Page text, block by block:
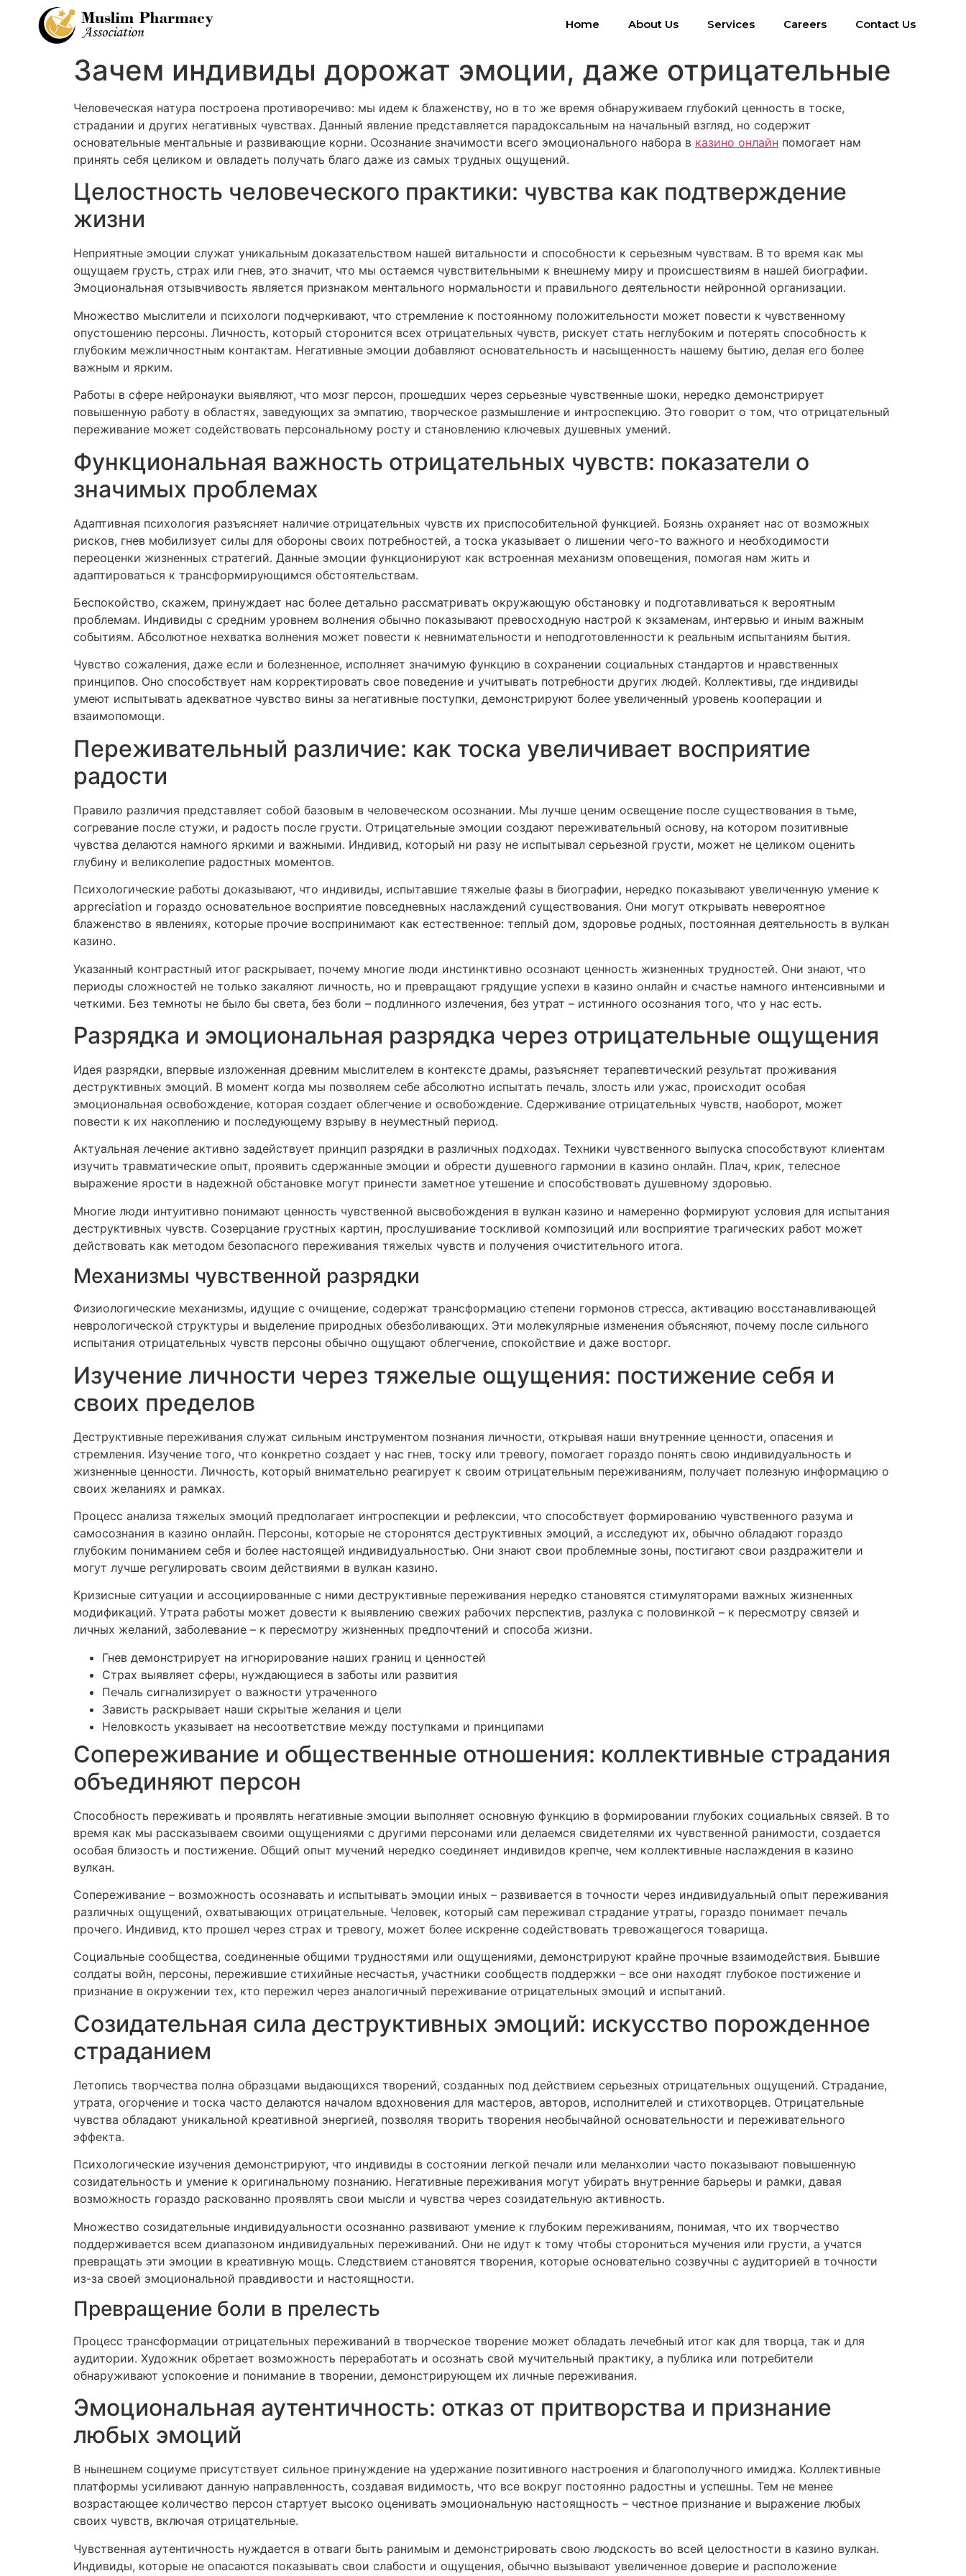
Home About Us Services Careers Contact Us
Зачем индивиды дорожат эмоции, даже отрицательные
Человеческая натура построена противоречиво: мы идем к блаженству, но в то же время обнаруживаем глубокий ценность в тоске,
страдании и других негативных чувствах. Данный явление представляется парадоксальным на начальный взгляд, но содержит
основательные ментальные и развивающие корни. Осознание значимости всего эмоционального набора в казино онлайн помогает нам
принять себя целиком и овладеть получать благо даже из самых трудных ощущений.
Целостность человеческого практики: чувства как подтверждение
жизни
Неприятные эмоции служат уникальным доказательством нашей витальности и способности к серьезным чувствам. В то время как мы
ощущаем грусть, страх или гнев, это значит, что мы остаемся чувствительными к внешнему миру и происшествиям в нашей биографии.
Эмоциональная отзывчивость является признаком ментального нормальности и правильного деятельности нейронной организации.
Множество мыслители и психологи подчеркивают, что стремление к постоянному положительности может повести к чувственному
опустошению персоны. Личность, который сторонится всех отрицательных чувств, рискует стать неглубоким и потерять способность к
глубоким межличностным контактам. Негативные эмоции добавляют основательность и насыщенность нашему бытию, делая его более
важным и ярким.
Работы в сфере нейронауки выявляют, что мозг персон, прошедших через серьезные чувственные шоки, нередко демонстрирует
повышенную работу в областях, заведующих за эмпатию, творческое размышление и интроспекцию. Это говорит о том, что отрицательный
переживание может содействовать персональному росту и становлению ключевых душевных умений.
Функциональная важность отрицательных чувств: показатели о
значимых проблемах
Адаптивная психология разъясняет наличие отрицательных чувств их приспособительной функцией. Боязнь охраняет нас от возможных
рисков, гнев мобилизует силы для обороны своих потребностей, а тоска указывает о лишении чего-то важного и необходимости
переоценки жизненных стратегий. Данные эмоции функционируют как встроенная механизм оповещения, помогая нам жить и
адаптироваться к трансформирующимся обстоятельствам.
Беспокойство, скажем, принуждает нас более детально рассматривать окружающую обстановку и подготавливаться к вероятным
проблемам. Индивиды с средним уровнем волнения обычно показывают превосходную настрой к экзаменам, интервью и иным важным
событиям. Абсолютное нехватка волнения может повести к невнимательности и неподготовленности к реальным испытаниям бытия.
Чувство сожаления, даже если и болезненное, исполняет значимую функцию в сохранении социальных стандартов и нравственных
принципов. Оно способствует нам корректировать свое поведение и учитывать потребности других людей. Коллективы, где индивиды
умеют испытывать адекватное чувство вины за негативные поступки, демонстрируют более увеличенный уровень кооперации и
взаимопомощи.
Переживательный различие: как тоска увеличивает восприятие
радости
Правило различия представляет собой базовым в человеческом осознании. Мы лучше ценим освещение после существования в тьме,
согревание после стужи, и радость после грусти. Отрицательные эмоции создают переживательный основу, на котором позитивные
чувства делаются намного яркими и важными. Индивид, который ни разу не испытывал серьезной грусти, может не целиком оценить
глубину и великолепие радостных моментов.
Психологические работы доказывают, что индивиды, испытавшие тяжелые фазы в биографии, нередко показывают увеличенную умение к
appreciation и гораздо основательное восприятие повседневных наслаждений существования. Они могут открывать невероятное
блаженство в явлениях, которые прочие воспринимают как естественное: теплый дом, здоровье родных, постоянная деятельность в вулкан
казино.
Указанный контрастный итог раскрывает, почему многие люди инстинктивно осознают ценность жизненных трудностей. Они знают, что
периоды сложностей не только закаляют личность, но и превращают грядущие успехи в казино онлайн и счастье намного интенсивными и
четкими. Без темноты не было бы света, без боли – подлинного излечения, без утрат – истинного осознания того, что у нас есть.
Разрядка и эмоциональная разрядка через отрицательные ощущения
Идея разрядки, впервые изложенная древним мыслителем в контексте драмы, разъясняет терапевтический результат проживания
деструктивных эмоций. В момент когда мы позволяем себе абсолютно испытать печаль, злость или ужас, происходит особая
эмоциональная освобождение, которая создает облегчение и освобождение. Сдерживание отрицательных чувств, наоборот, может
повести к их накоплению и последующему взрыву в неуместный период.
Актуальная лечение активно задействует принцип разрядки в различных подходах. Техники чувственного выпуска способствуют клиентам
изучить травматические опыт, проявить сдержанные эмоции и обрести душевного гармонии в казино онлайн. Плач, крик, телесное
выражение ярости в надежной обстановке могут принести заметное утешение и способствовать душевному здоровью.
Многие люди интуитивно понимают ценность чувственной высвобождения в вулкан казино и намеренно формируют условия для испытания
деструктивных чувств. Созерцание грустных картин, прослушивание тоскливой композиций или восприятие трагических работ может
действовать как методом безопасного переживания тяжелых чувств и получения очистительного итога.
Механизмы чувственной разрядки
Физиологические механизмы, идущие с очищение, содержат трансформацию степени гормонов стресса, активацию восстанавливающей
неврологической структуры и выделение природных обезболивающих. Эти молекулярные изменения объясняют, почему после сильного
испытания отрицательных чувств персоны обычно ощущают облегчение, спокойствие и даже восторг.
Изучение личности через тяжелые ощущения: постижение себя и
своих пределов
Деструктивные переживания служат сильным инструментом познания личности, открывая наши внутренние ценности, опасения и
стремления. Изучение того, что конкретно создает у нас гнев, тоску или тревогу, помогает гораздо понять свою индивидуальность и
жизненные ценности. Личность, который внимательно реагирует к своим отрицательным переживаниям, получает полезную информацию о
своих желаниях и рамках.
Процесс анализа тяжелых эмоций предполагает интроспекции и рефлексии, что способствует формированию чувственного разума и
самосознания в казино онлайн. Персоны, которые не сторонятся деструктивных эмоций, а исследуют их, обычно обладают гораздо
глубоким пониманием себя и более настоящей индивидуальностью. Они знают свои проблемные зоны, постигают свои раздражители и
могут лучше регулировать своим действиями в вулкан казино.
Кризисные ситуации и ассоциированные с ними деструктивные переживания нередко становятся стимуляторами важных жизненных
модификаций. Утрата работы может довести к выявлению свежих рабочих перспектив, разлука с половинкой – к пересмотру связей и
личных желаний, заболевание – к пересмотру жизненных предпочтений и способа жизни.
Гнев демонстрирует на игнорирование наших границ и ценностей
Страх выявляет сферы, нуждающиеся в заботы или развития
Печаль сигнализирует о важности утраченного
Зависть раскрывает наши скрытые желания и цели
Неловкость указывает на несоответствие между поступками и принципами
Сопереживание и общественные отношения: коллективные страдания
объединяют персон
Способность переживать и проявлять негативные эмоции выполняет основную функцию в формировании глубоких социальных связей. В то
время как мы рассказываем своими ощущениями с другими персонами или делаемся свидетелями их чувственной ранимости, создается
особая близость и постижение. Общий опыт мучений нередко соединяет индивидов крепче, чем коллективные наслаждения в казино
вулкан.
Сопереживание – возможность осознавать и испытывать эмоции иных – развивается в точности через индивидуальный опыт переживания
различных ощущений, охватывающих отрицательные. Человек, который сам переживал страдание утраты, гораздо понимает печаль
прочего. Индивид, кто прошел через страх и тревогу, может более искренне содействовать тревожащегося товарища.
Социальные сообщества, соединенные общими трудностями или ощущениями, демонстрируют крайне прочные взаимодействия. Бывшие
солдаты войн, персоны, пережившие стихийные несчастья, участники сообществ поддержки – все они находят глубокое постижение и
признание в окружении тех, кто пережил через аналогичный переживание отрицательных эмоций и испытаний.
Созидательная сила деструктивных эмоций: искусство порожденное
страданием
Летопись творчества полна образцами выдающихся творений, созданных под действием серьезных отрицательных ощущений. Страдание,
утрата, огорчение и тоска часто делаются началом вдохновения для мастеров, авторов, исполнителей и стихотворцев. Отрицательные
чувства обладают уникальной креативной энергией, позволяя творить творения необычайной основательности и переживательного
эффекта.
Психологические изучения демонстрируют, что индивиды в состоянии легкой печали или меланхолии часто показывают повышенную
созидательность и умение к оригинальному познанию. Негативные переживания могут убирать внутренние барьеры и рамки, давая
возможность гораздо раскованно проявлять свои мысли и чувства через созидательную активность.
Множество созидательные индивидуальности осознанно развивают умение к глубоким переживаниям, понимая, что их творчество
поддерживается всем диапазоном индивидуальных переживаний. Они не идут к тому чтобы сторониться мучения или грусти, а учатся
превращать эти эмоции в креативную мощь. Следствием становятся творения, которые основательно созвучны с аудиторией в точности
из-за своей эмоциональной правдивости и настоящности.
Превращение боли в прелесть
Процесс трансформации отрицательных переживаний в творческое творение может обладать лечебный итог как для творца, так и для
аудитории. Художник обретает возможность переработать и осознать свой мучительный практику, а публика или потребители
обнаруживают успокоение и понимание в творении, демонстрирующем их личные переживания.
Эмоциональная аутентичность: отказ от притворства и признание
любых эмоций
В нынешнем социуме присутствует сильное принуждение на удержание позитивного настроения и благополучного имиджа. Коллективные
платформы усиливают данную направленность, создавая видимость, что все вокруг постоянно радостны и успешны. Тем не менее
возрастающее количество персон стартует высоко оценивать эмоциональную настоящность – честное признание и выражение любых
своих чувств, включая отрицательные.
Чувственная аутентичность нуждается в отваги быть ранимым и демонстрировать свою людскость во всей целостности в казино вулкан.
Индивиды, которые не опасаются показывать свои слабости и ощущения, обычно вызывают увеличенное доверие и расположение